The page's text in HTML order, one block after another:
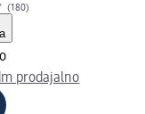
(180)
prodajalno